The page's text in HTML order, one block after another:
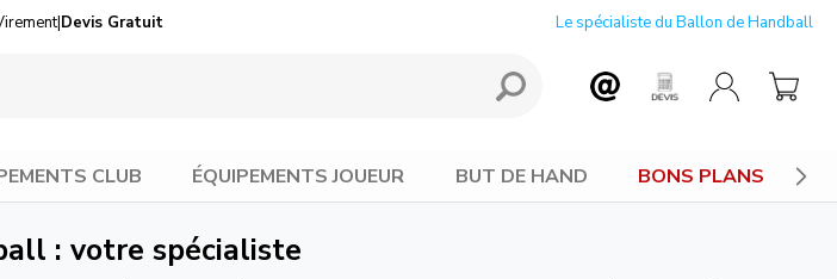
|Devis Gratuit Le spécialiste du Ballon de Handball
CLUB ÉQUIPEMENTS JOUEUR BUT DE HAND BONS PLANS
: votre spécialiste